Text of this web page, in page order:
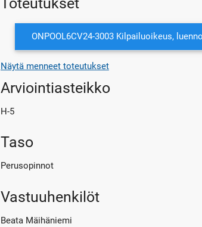
ONPOOL6CV24-3003 Kilpailuoikeus,
Näytä menneet toteutukset
Arviointiasteikko
H-5
Taso
Perusopinnot
Vastuuhenkilöt
Beata Mäihäniemi